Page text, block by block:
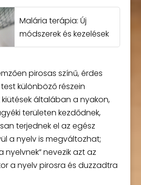
Malária terápia: Új
módszerek és kezelések
pirosas színű, érdes
különböző részein
általában a nyakon,
területen kezdődnek,
terjednek el az egész
a nyelv is megváltozhat;
nyelvnek” nevezik azt az
a nyelv pirosra és duzzadtra